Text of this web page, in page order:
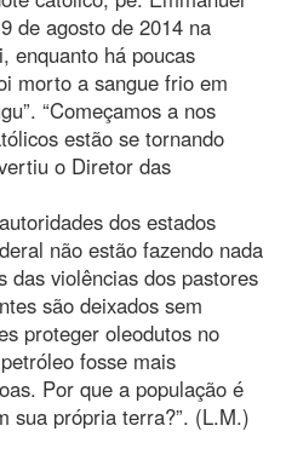
de agosto de 2014 na
enquanto há poucas
morto a sangue frio em
“Começamos a nos
estão se tornando
o Diretor das
dos estados
não estão fazendo nada
das violências dos pastores
são deixados sem
proteger oleodutos no
fosse mais
Por que a população é
sua própria terra?”. (L.M.)